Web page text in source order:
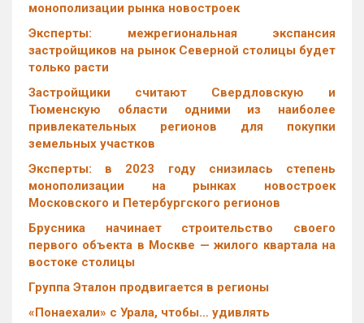
монополизации рынка новостроек
Эксперты: межрегиональная экспансия
застройщиков на рынок Северной столицы будет
только расти
Застройщики считают Свердловскую и
Тюменскую области одними из наиболее
привлекательных регионов для покупки
земельных участков
Эксперты: в 2023 году снизилась степень
монополизации на рынках новостроек
Московского и Петербургского регионов
Брусника начинает строительство своего
первого объекта в Москве — жилого квартала на
востоке столицы
Группа Эталон продвигается в регионы
«Понаехали» с Урала, чтобы… удивлять